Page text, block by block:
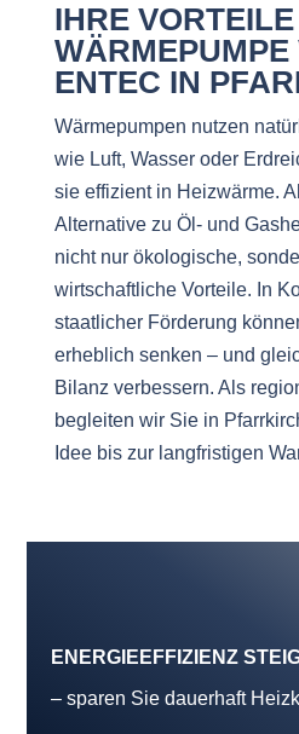
IHRE
WÄRMEPUMPE
ENTEC IN
Wärmepumpen nutzen
wie Luft, Wasser oder
sie effizient in Heizwärme.
Alternative zu Öl- und
nicht nur ökologische,
wirtschaftliche Vorteile. In
staatlicher Förderung
erheblich senken – und
Bilanz verbessern. Als
begleiten wir Sie in
Idee bis zur langfristigen
ENERGIEEFFIZIENZ
– sparen Sie dauerhaft